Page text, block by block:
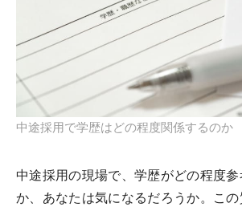
中途採用で学歴はどの程度関係するのか
中途採用の現場で、学歴がどの程度
か、あなたは気になるだろうか。こ